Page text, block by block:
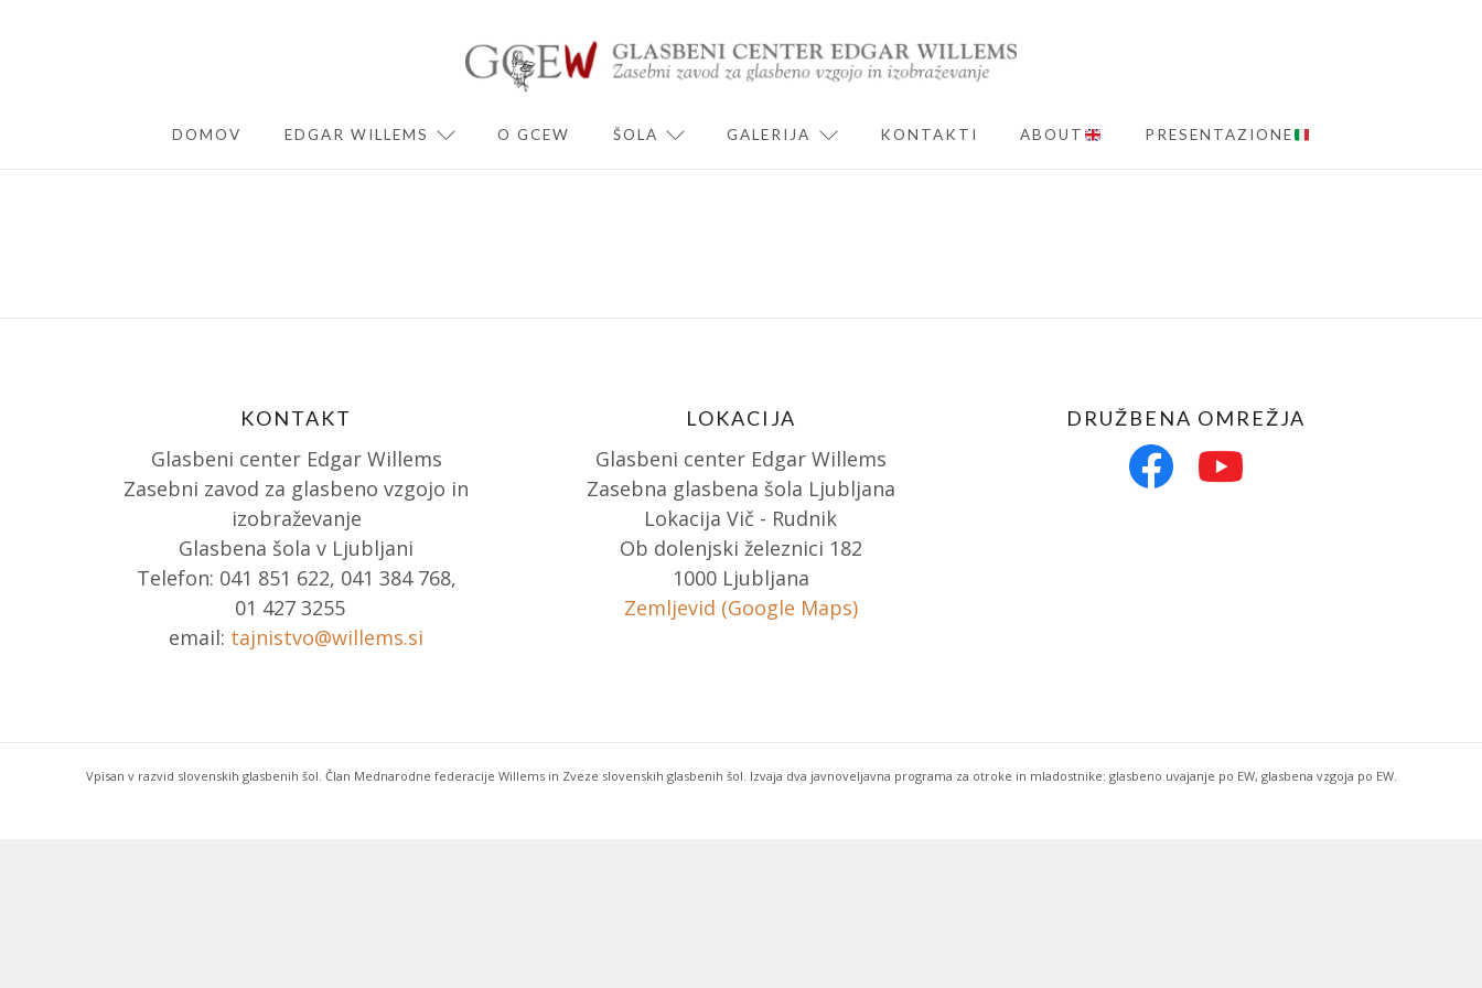
DOMOV EDGAR WILLEMS EXPAND CHILD MENU
O GCEW ŠOLA EXPAND CHILD MENU
GALERIJA EXPAND CHILD MENU
KONTAKTI ABOUT PRESENTAZIONE
KONTAKT
Glasbeni center Edgar Willems
Zasebni zavod za glasbeno vzgojo in
izobraževanje
Glasbena šola v Ljubljani
Telefon: 041 851 622, 041 384 768,
01 427 3255
email: tajnistvo@willems.si
LOKACIJA
Glasbeni center Edgar Willems
Zasebna glasbena šola Ljubljana
Lokacija Vič - Rudnik
Ob dolenjski železnici 182
1000 Ljubljana
Zemljevid (Google Maps)
DRUŽBENA OMREŽJA
Vpisan v razvid slovenskih glasbenih šol. Član Mednarodne federacije Willems in Zveze slovenskih glasbenih šol. Izvaja dva javnoveljavna programa za otroke in mladostnike: glasbeno uvajanje po EW, glasbena vzgoja po EW.